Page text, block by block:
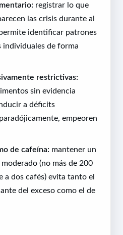
registrar lo que
las crisis durante al
identificar patrones
individuales de forma
restrictivas:
sin evidencia
a déficits
empeoren
de cafeína: mantener un
(no más de 200
a dos cafés) evita tanto el
del exceso como el de